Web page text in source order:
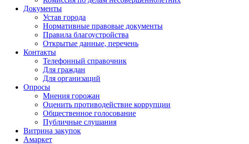
Документы
Устав города
Нормативные правовые документы
Правила благоустройства
Открытые данные, перечень
Контакты
Телефонный справочник
Для граждан
Для организаций
Опросы
Мнения горожан
Оценить противодействие коррупции
Общественное голосование
Публичные слушания
Витрина закупок
Амаркет